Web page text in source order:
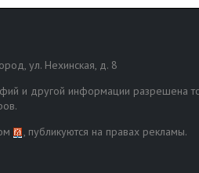
ул. Нехинская, д. 8
и другой информации разрешена
, публикуются на правах рекламы.